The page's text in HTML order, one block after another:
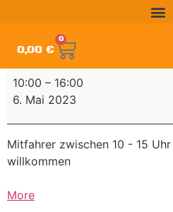
0,00 €
0
10:00 – 16:00
6. Mai 2023
Mitfahrer zwischen 10 - 15
willkommen
More